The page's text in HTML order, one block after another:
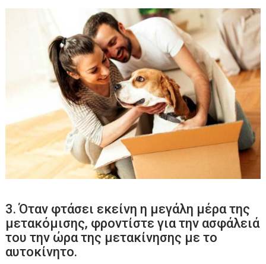
3. Όταν φτάσει εκείνη η μεγάλη μέρα της
μετακόμισης, φροντίστε για την ασφάλειά
του την ώρα της μετακίνησης με το
αυτοκίνητο.